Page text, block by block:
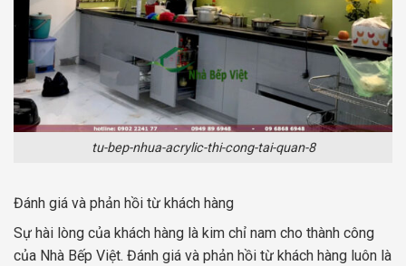
tu-bep-nhua-acrylic-thi-cong-tai-quan-8
Đánh giá và phản hồi từ khách hàng
Sự hài lòng của khách hàng là kim chỉ nam cho thành công
của Nhà Bếp Việt. Đánh giá và phản hồi từ khách hàng luôn là